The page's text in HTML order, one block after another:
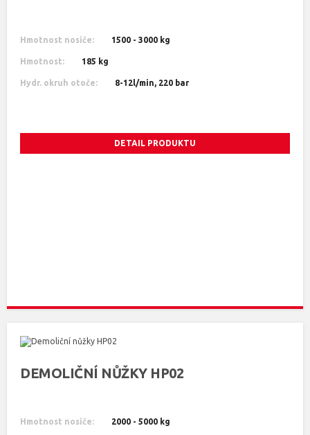
Hmotnost nosiče: 1500 - 3000 kg
Hmotnost: 185 kg
Hydr. okruh otoče: 8-12l/min, 220 bar
DETAIL PRODUKTU
DEMOLIČNÍ NŮŽKY HP02
Hmotnost nosiče: 2000 - 5000 kg